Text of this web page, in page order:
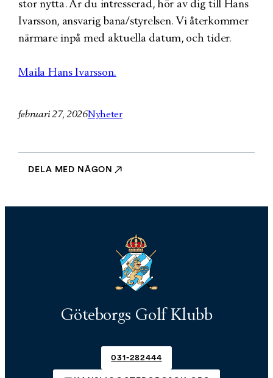
stor nytta. Är du intresserad, hör av dig till Hans
Ivarsson, ansvarig bana/styrelsen. Vi återkommer
närmare inpå med aktuella datum, och tider.
Maila Hans Ivarsson.
februari 27, 2026Nyheter
DELA MED NÅGON
Göteborgs Golf Klubb
031-282444